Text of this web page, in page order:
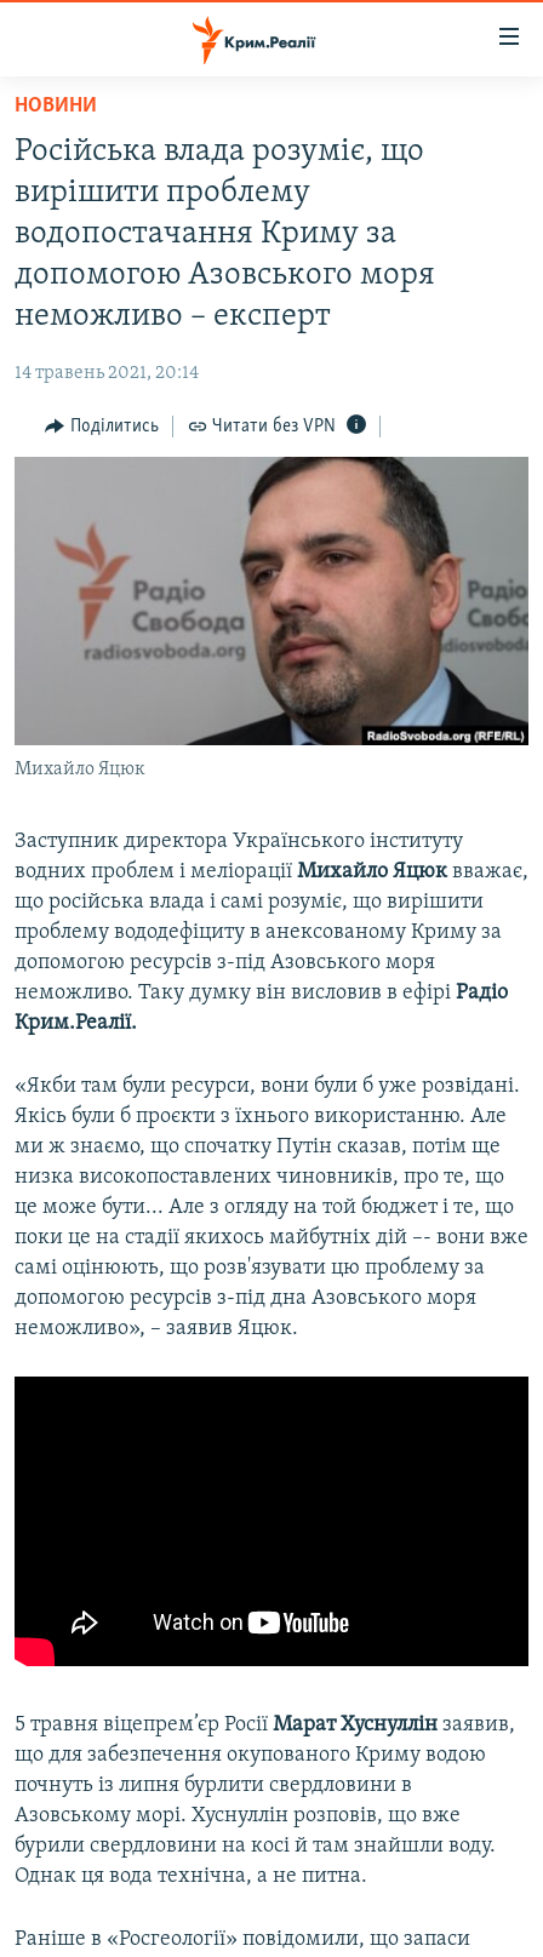
Перейти
основного
матеріалу
Перейти
до
основної
навігації
до
ВІДЕО ТА ФОТО
БЛОГИ
ІНТЕРВ'Ю
ВСЕ ЗА ДЕНЬ
ДЕПОРТАЦІЯ
ВІДЕОУРОКИ «ELIFBE»
СВІДЧЕННЯ ОКУПАЦІЇ
УКРАЇНСЬКА ПРОБЛЕМА КРИМУ
ЯК ОБІЙТИ БЛОКУВАННЯ
Русский
Qırımtatar
НОВИНИ
Російська влада розуміє, що
вирішити проблему
водопостачання Криму за
допомогою Азовського моря
неможливо – експерт
14 травень 2021, 20:14
Поділитись Читати без VPN
Михайло Яцюк
Заступник директора Українського інституту
водних проблем і меліорації Михайло Яцюквважає,
що російська влада і самі розуміє, що вирішити
проблему вододефіциту в анексованому Криму за
допомогою ресурсів з-під Азовського моря
неможливо. Таку думку він висловив в ефірі Радіо
Крим.Реалії.
«Якби там були ресурси, вони були б уже розвідані.
Якісь були б проєкти з їхнього використанню. Але
ми ж знаємо, що спочатку Путін сказав, потім ще
низка високопоставлених чиновників, про те, що
це може бути... Але з огляду на той бюджет і те, що
поки це на стадії якихось майбутніх дій –- вони вже
самі оцінюють, що розв'язувати цю проблему за
допомогою ресурсів з-під дна Азовського моря
неможливо», – заявив Яцюк.
5 травня віцепрем’єр Росії Марат Хуснуллін заявив,
що для забезпечення окупованого Криму водою
почнуть із липня бурлити свердловини в
Азовському морі. Хуснуллін розповів, що вже
бурили свердловини на косі й там знайшли воду.
Однак ця вода технічна, а не питна.
Раніше в «Росгеології» повідомили, що запаси